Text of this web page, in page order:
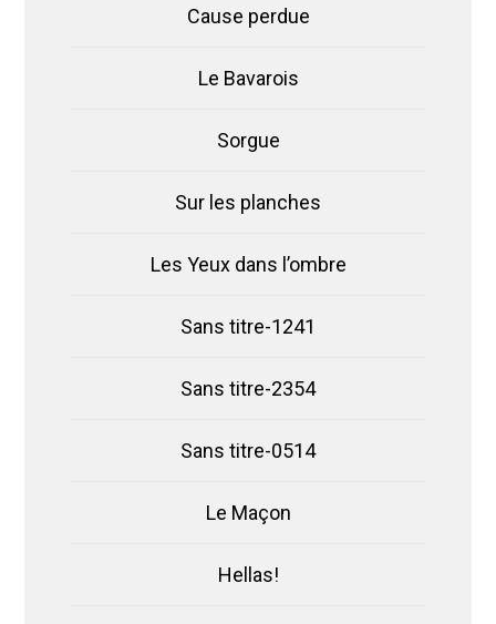
Cause perdue
Le Bavarois
Sorgue
Sur les planches
Les Yeux dans l’ombre
Sans titre-1241
Sans titre-2354
Sans titre-0514
Le Maçon
Hellas!